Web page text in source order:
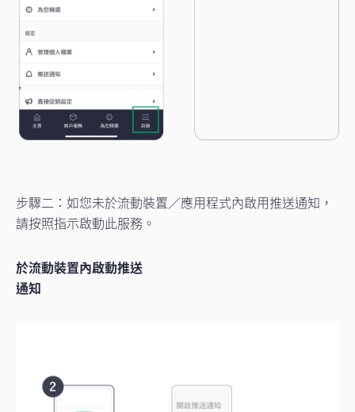
步驟二：如您未於流動裝置／應用程式內啟用推送通知，
請按照指示啟動此服務。
於流動裝置內啟動推送
通知